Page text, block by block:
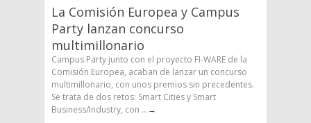
La Comisión Europea y Campus
Party lanzan concurso
multimillonario
Campus Party junto con el proyecto FI-WARE de la
Comisión Europea, acaban de lanzar un concurso
multimillonario, con unos premios sin precedentes.
Se trata de dos retos: Smart Cities y Smart
Business/Industry, con ...→